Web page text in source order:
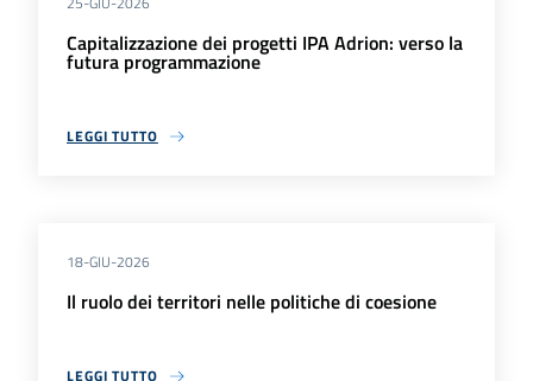
Capitalizzazione dei progetti IPA Adrion: verso la
futura programmazione
LEGGI TUTTO
18-GIU-2026
Il ruolo dei territori nelle politiche di coesione
LEGGI TUTTO